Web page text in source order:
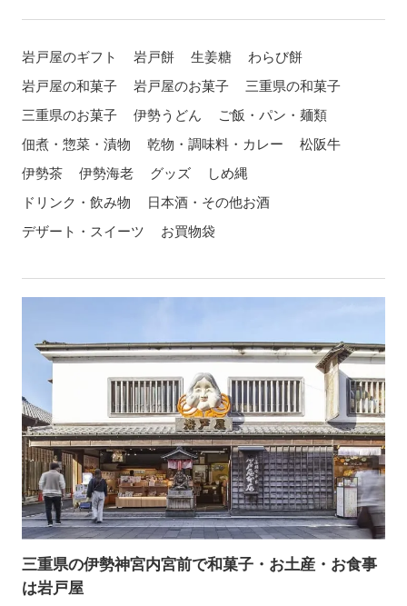
岩戸屋のギフト 岩戸餅 生姜糖
わらび餅
岩戸屋の和菓子
岩戸屋のお菓子
三重県の和菓子
三重県のお菓子
伊勢うどん
ご飯・パン・麺類
佃煮・惣菜・漬物
乾物・調味料・カレー
松阪牛
伊勢茶
伊勢海老 グッズ
しめ縄
ドリンク・飲み物
日本酒・その他お酒
デザート・スイーツ
お買物袋
三重県の伊勢神宮内宮前で和菓子・お土産・お食事
は岩戸屋